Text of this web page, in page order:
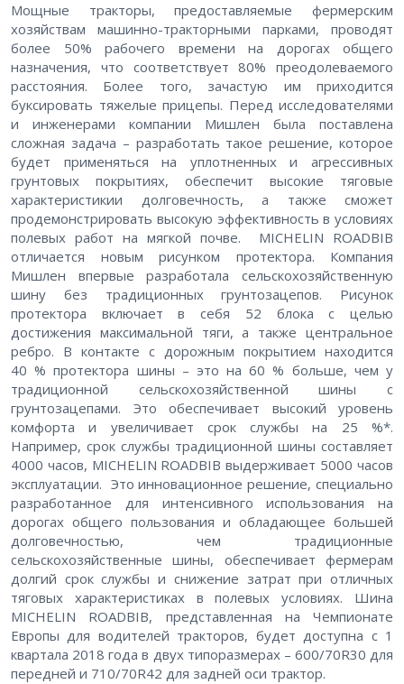
Мощные тракторы, предоставляемые фермерским
хозяйствам машинно-тракторными парками, проводят
более 50% рабочего времени на дорогах общего
назначения, что соответствует 80% преодолеваемого
расстояния. Более того, зачастую им приходится
буксировать тяжелые прицепы. Перед исследователями
и инженерами компании Мишлен была поставлена
сложная задача – разработать такое решение, которое
будет применяться на уплотненных и агрессивных
грунтовых покрытиях, обеспечит высокие тяговые
характеристикии долговечность, а также сможет
продемонстрировать высокую эффективность в условиях
полевых работ на мягкой почве. MICHELIN ROADBIB
отличается новым рисунком протектора. Компания
Мишлен впервые разработала сельскохозяйственную
шину без традиционных грунтозацепов. Рисунок
протектора включает в себя 52 блока с целью
достижения максимальной тяги, а также центральное
ребро. В контакте с дорожным покрытием находится
40 % протектора шины – это на 60 % больше, чем у
традиционной сельскохозяйственной шины с
грунтозацепами. Это обеспечивает высокий уровень
комфорта и увеличивает срок службы на 25 %*.
Например, срок службы традиционной шины составляет
4000 часов, MICHELIN ROADBIB выдерживает 5000 часов
эксплуатации. Это инновационное решение, специально
разработанное для интенсивного использования на
дорогах общего пользования и обладающее большей
долговечностью, чем традиционные
сельскохозяйственные шины, обеспечивает фермерам
долгий срок службы и снижение затрат при отличных
тяговых характеристиках в полевых условиях. Шина
MICHELIN ROADBIB, представленная на Чемпионате
Европы для водителей тракторов, будет доступна с 1
квартала 2018 года в двух типоразмерах – 600/70R30 для
передней и 710/70R42 для задней оси трактор.